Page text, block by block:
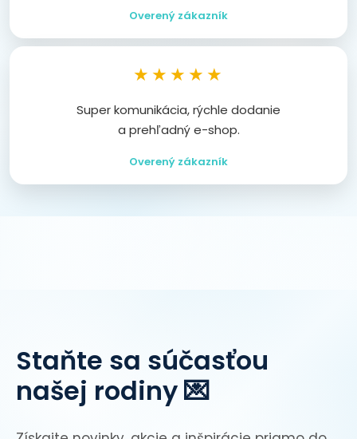
Overený zákazník
★★★★★
Super komunikácia, rýchle dodanie
a prehľadný e-shop.
Overený zákazník
Staňte sa súčasťou
našej rodiny 💌